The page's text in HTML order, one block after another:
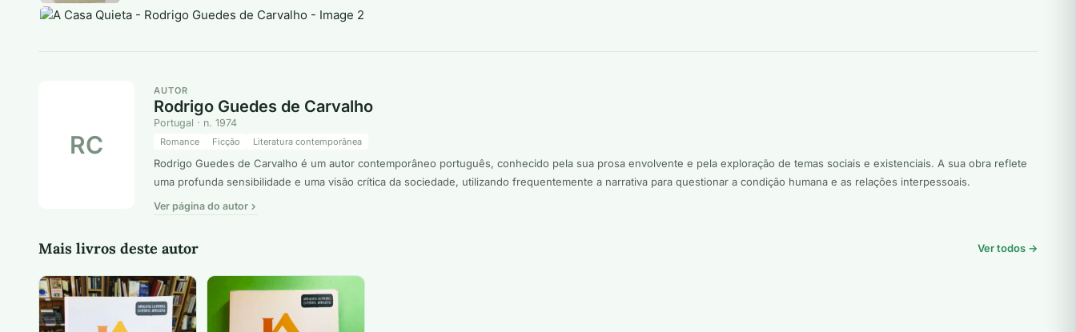
RC
AUTOR
Rodrigo Guedes de Carvalho
Portugal · n. 1974
Romance Ficção Literatura contemporânea
Rodrigo Guedes de Carvalho é um autor contemporâneo português, conhecido pela sua prosa envolvente e pela exploração de temas sociais e existenciais. A sua obra reflete
uma profunda sensibilidade e uma visão crítica da sociedade, utilizando frequentemente a narrativa para questionar a condição humana e as relações interpessoais.
Ver página do autor
Mais livros deste autor Ver todos →